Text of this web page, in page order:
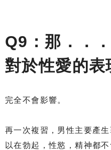
Q9：那．．
對於性愛的表
完全不會影響。
再一次複習，男性主要產
以在勃起，性慾，精神都